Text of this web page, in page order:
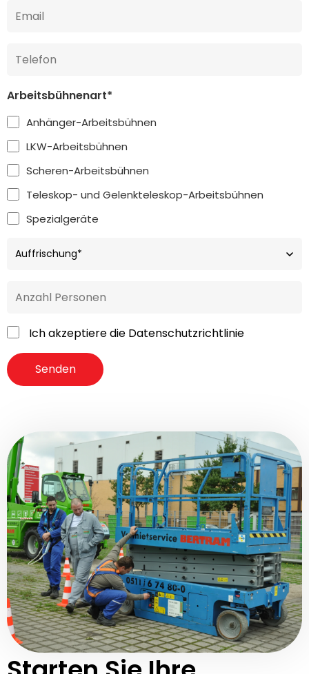
Arbeitsbühnenart*
Anhänger-Arbeitsbühnen
LKW-Arbeitsbühnen
Scheren-Arbeitsbühnen
Teleskop- und Gelenkteleskop-Arbeitsbühnen
Spezialgeräte
Ich akzeptiere die Datenschutzrichtlinie